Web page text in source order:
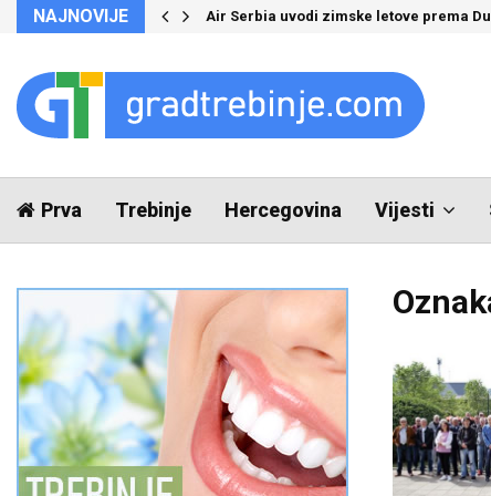
NAJNOVIJE Air Serbia uvodi zimske letove prema
Prva Trebinje Hercegovina Vijesti